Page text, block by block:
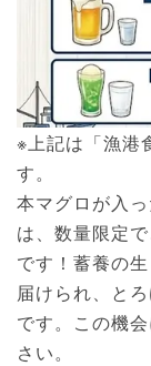
※上記は「漁港
す。
本マグロが入
は、数量限定
です！蓄養の
届けられ、と
です。この機
さい。